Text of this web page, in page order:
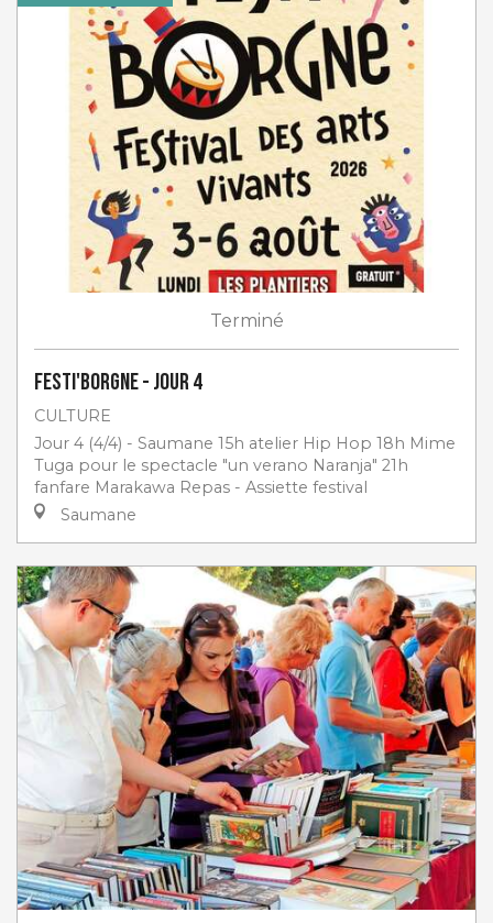
Terminé
Festi'Borgne - jour 4
CULTURE
Jour 4 (4/4) - Saumane 15h atelier Hip Hop 18h Mime
Tuga pour le spectacle "un verano Naranja" 21h
fanfare Marakawa Repas - Assiette festival
Saumane